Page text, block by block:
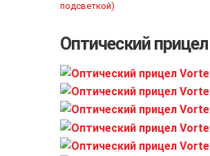
подсветкой)
Оптический